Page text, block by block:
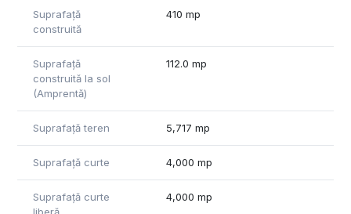
via e-mail.
Suprafață
construită
410 mp
Suprafață
construită la sol
(Amprentă)
112.0 mp
Suprafață teren 5,717 mp
Suprafață curte 4,000 mp
Suprafață curte
4,000 mp